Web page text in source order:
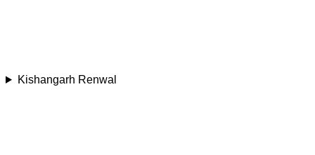
Kishangarh Renwal